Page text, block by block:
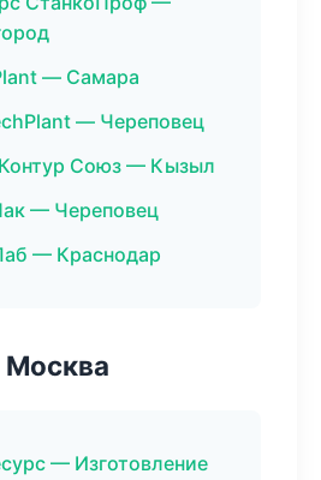
— Самара
— Череповец
Союз — Кызыл
— Череповец
— Краснодар
Москва
— Изготовление